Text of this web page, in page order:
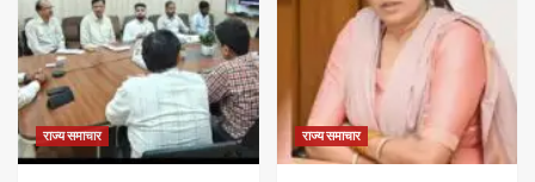
राज्य समाचार राज्य समाचार